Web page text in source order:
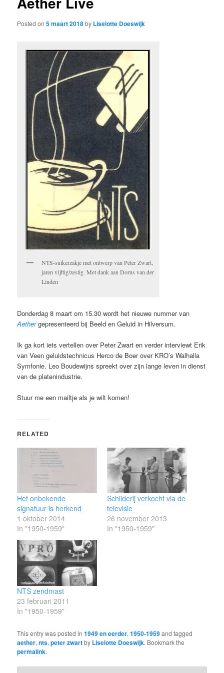
Posted on5 maart 2018by Liselotte Doeswijk
NTS-suikerzakje met ontwerp van Peter Zwart,
jaren vijftig/zestig. Met dank aan Dorus van der
Linden
Donderdag 8 maart om 15.30 wordt het nieuwe nummer van
Aethergepresenteerd bij Beeld en Geluid in Hilversum.
Ik ga kort iets vertellen over Peter Zwart en verder interviewt Erik
van Veen geluidstechnicus Herco de Boer over KRO’s Walhalla
Symfonie. Leo Boudewijns spreekt over zijn lange leven in dienst
van de platenindustrie.
Stuur me een mailtje als je wilt komen!
RELATED
Het onbekende
signatuur is herkend
1 oktober 2014
In "1950-1959"
Schilderij verkocht via de
televisie
26 november 2013
In "1950-1959"
NTS zendmast
23 februari 2011
In "1950-1959"
This entry was posted in1949 en eerder,1950-1959and tagged
aether,nts,peter zwartby Liselotte Doeswijk. Bookmark the
permalink.